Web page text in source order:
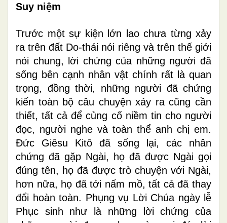
Suy niệm
Trước một sự kiện lớn lao chưa từng xảy
ra trên đất Do-thái nói riêng và trên thế giới
nói chung, lời chứng của những người đã
sống bên cạnh nhân vật chính rất là quan
trọng, đồng thời, những người đã chứng
kiến toàn bộ câu chuyện xảy ra cũng cần
thiết, tất cả để củng cố niềm tin cho người
đọc, người nghe và toàn thể anh chị em.
Đức Giêsu Kitô đã sống lại, các nhân
chứng đã gặp Ngài, họ đã được Ngài gọi
đúng tên, họ đã được trò chuyện với Ngài,
hơn nữa, họ đã tới nấm mồ, tất cả đã thay
đổi hoàn toàn. Phụng vụ Lời Chúa ngày lễ
Phục sinh như là những lời chứng của